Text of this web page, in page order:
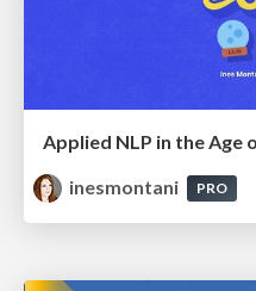
Applied NLP in the Age
inesmontani
PRO